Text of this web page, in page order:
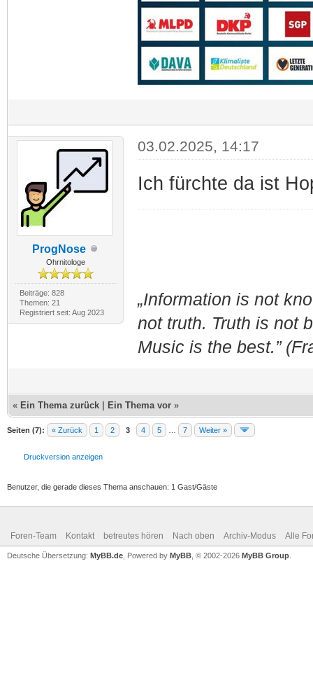
ProgNose
Ohrnitologe
Beiträge: 828
Themen: 21
Registriert seit: Aug 2023
03.02.2025, 14:17
Ich fürchte da ist
„Information is not
not truth. Truth is not
Music is the best.”
« Ein Thema zurück Ein Thema vor »
Seiten (7): « Zurück 1 2 3 4 5 7 Weiter »
Druckversion anzeigen
Benutzer, die gerade dieses Thema anschauen: 1 Gast/Gäste
Foren-Team Kontakt betreutes hören Nach oben Archiv-Modus Alle
Deutsche Übersetzung: MyBB.de , Powered by MyBB , © 2002-2026 MyBB Group